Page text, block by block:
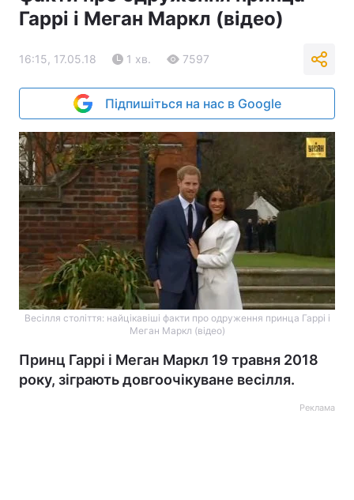
Гаррі і Меган Маркл (відео)
16:15, 17.05.18 1 хв. 7597
Підпишіться на нас в Google
Весілля століття: найцікавіші факти про одруження принца Гаррі і
Меган Маркл (відео)
Принц Гаррі і Меган Маркл 19 травня 2018
року, зіграють довгоочікуване весілля.
Реклама